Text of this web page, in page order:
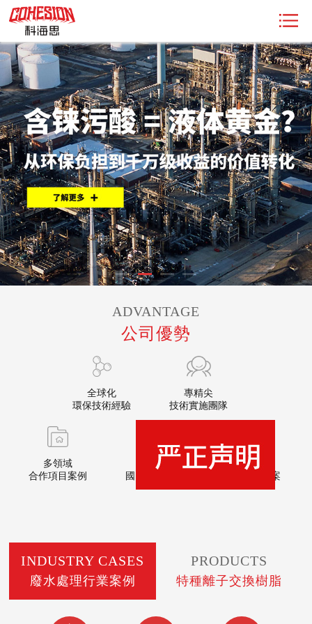
ADVANTAGE
公司優勢
全球化
環保技術經驗
專精尖
技術實施團隊
多領域
合作項目案例
獲眾多
國內國際認證
三小時
免費出具方案
INDUSTRY CASES
廢水處理行業案例
PRODUCTS
特種離子交換樹脂